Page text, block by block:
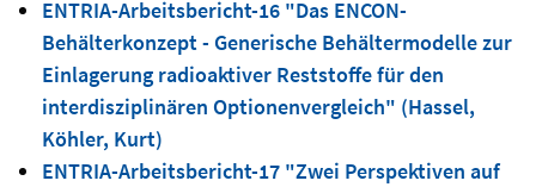
ENTRIA-Arbeitsbericht-16 "Das ENCON-
Behälterkonzept - Generische Behältermodelle zur
Einlagerung radioaktiver Reststoffe für den
interdisziplinären Optionenvergleich" (Hassel,
Köhler, Kurt)
ENTRIA-Arbeitsbericht-17 "Zwei Perspektiven auf